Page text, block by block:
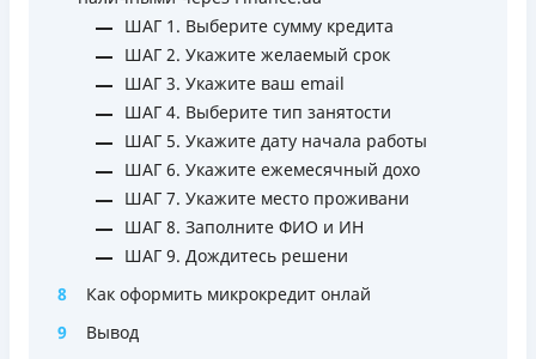
линии — 5 лет с возможностью пролонгации)
Можно использовать лимит на любые
потребительские нужды
Недостатки
Нет программы лояльности для постоянных клиентов
Нет кредита для юрлиц (ФОП)
Нет круглосуточной поддержки по телефону, в Viber,
Telegram, Facebook
Онлайн (через сайт или интернет-банкинг)
Через терминалы самообслуживания
ШАГ 1. Выберите сумму кредита
ШАГ 2. Укажите желаемый срок
ШАГ 3. Укажите ваш email
ШАГ 4. Выберите тип занятости
ШАГ 5. Укажите дату начала работы
ШАГ 6. Укажите ежемесячный дохо
ШАГ 7. Укажите место проживани
ШАГ 8. Заполните ФИО и ИН
ШАГ 9. Дождитесь решени
8
Как оформить микрокредит онлай
9
Вывод